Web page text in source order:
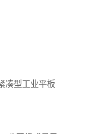
凑型工业平板